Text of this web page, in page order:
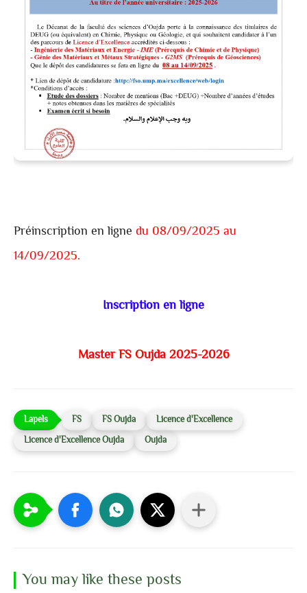
Préinscription en ligne du 08/09/2025 au
14/09/2025.
Inscription en ligne
Master FS Oujda 2025-2026
FS FS Oujda
Licence d'Excellence
Licence d'Excellence Oujda
Oujda
You may like these posts